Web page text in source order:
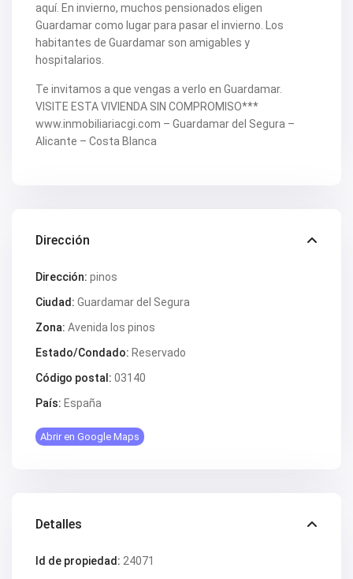
aquí. En invierno, muchos pensionados eligen
Guardamar como lugar para pasar el invierno. Los
habitantes de Guardamar son amigables y
hospitalarios.
Te invitamos a que vengas a verlo en Guardamar.
VISITE ESTA VIVIENDA SIN COMPROMISO***
www.inmobiliariacgi.com – Guardamar del Segura –
Alicante – Costa Blanca
Dirección
Dirección: pinos
Ciudad: Guardamar del Segura
Zona: Avenida los pinos
Estado/Condado: Reservado
Código postal: 03140
País: España
Abrir en Google Maps
Detalles
Id de propiedad: 24071